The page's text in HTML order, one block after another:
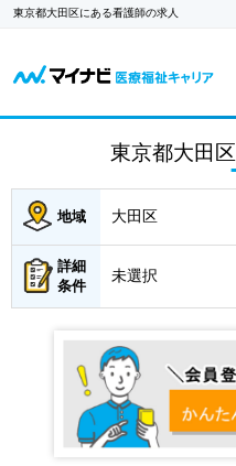
東京都大田区にある看護師の求人
東京都大田区
地域 大田区
詳細
条件
未選択